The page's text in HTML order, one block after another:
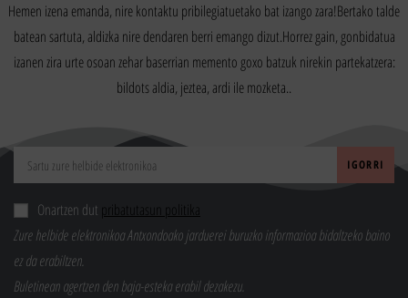
Hemen izena emanda, nire kontaktu pribilegiatuetako bat izango zara!Bertako talde
batean sartuta, aldizka nire dendaren berri emango dizut.Horrez gain, gonbidatua
izanen zira urte osoan zehar baserrian memento goxo batzuk nirekin partekatzera:
bildots aldia, jeztea, ardi ile mozketa..
Onartzen dut pribatutasun politika
Zure helbide elektronikoa Antxondoako jarduerei buruzko informazioa bidaltzeko baino
ez da erabiltzen.
Buletinean agertzen den baja-esteka erabil dezakezu.